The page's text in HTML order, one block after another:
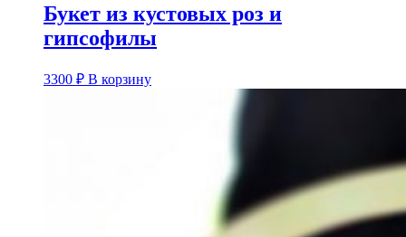
Букет из кустовых роз и
гипсофилы
3300 ₽ В корзину